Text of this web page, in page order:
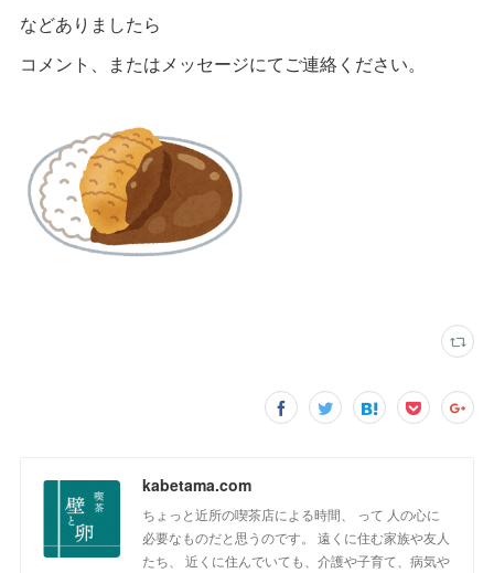
などありましたら
コメント、またはメッセージにてご連絡ください。
kabetama.com
ちょっと近所の喫茶店による時間、 って 人の心に
必要なものだと思うのです。 遠くに住む家族や友人
たち、 近くに住んでいても、介護や子育て、病気や